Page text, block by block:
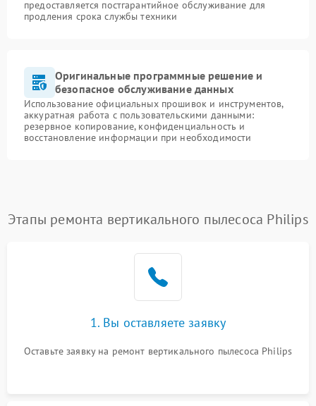
предоставляется постгарантийное обслуживание для
продления срока службы техники
Оригинальные программные решение и
безопасное обслуживание данных
Использование официальных прошивок и инструментов,
аккуратная работа с пользовательскими данными:
резервное копирование, конфиденциальность и
восстановление информации при необходимости
Этапы ремонта вертикального пылесоса Philips
1. Вы оставляете заявку
Оставьте заявку на ремонт вертикального пылесоса Philips